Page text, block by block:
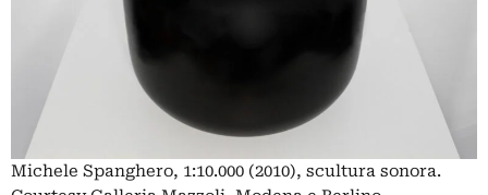
Michele Spanghero, 1:10.000 (2010), scultura sonora.